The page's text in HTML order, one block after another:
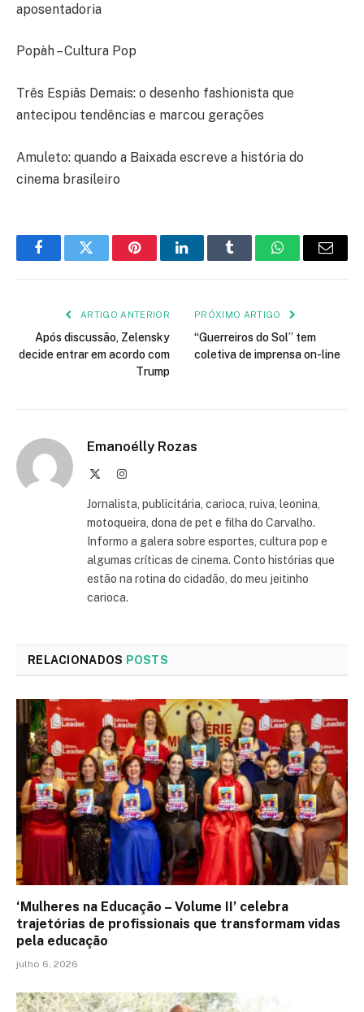
aposentadoria
Popàh – Cultura Pop
Três Espiãs Demais: o desenho fashionista que
antecipou tendências e marcou gerações
Amuleto: quando a Baixada escreve a história do
cinema brasileiro
FacebookTwitter PinterestLinkedInTumblr WhatsApp
E-
ARTIGO ANTERIOR
Após discussão, Zelensky
decide entrar em acordo com
Trump
PRÓXIMO ARTIGO
“Guerreiros do Sol” tem
coletiva de imprensa on-line
Emanoélly Rozas
Instagram
Jornalista, publicitária, carioca, ruiva, leonina,
motoqueira, dona de pet e filha do Carvalho.
Informo a galera sobre esportes, cultura pop e
algumas críticas de cinema. Conto histórias que
estão na rotina do cidadão, do meu jeitinho
carioca.
RELACIONADOS POSTS
‘Mulheres na Educação – Volume II’ celebra
trajetórias de profissionais que transformam vidas
pela educação
julho 6, 2026